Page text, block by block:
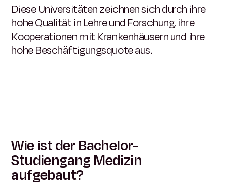
Diese Universitäten zeichnen sich durch ihre
hohe Qualität in Lehre und Forschung, ihre
Kooperationen mit Krankenhäusern und ihre
hohe Beschäftigungsquote aus.
Wie ist der Bachelor-
Studiengang Medizin
aufgebaut?